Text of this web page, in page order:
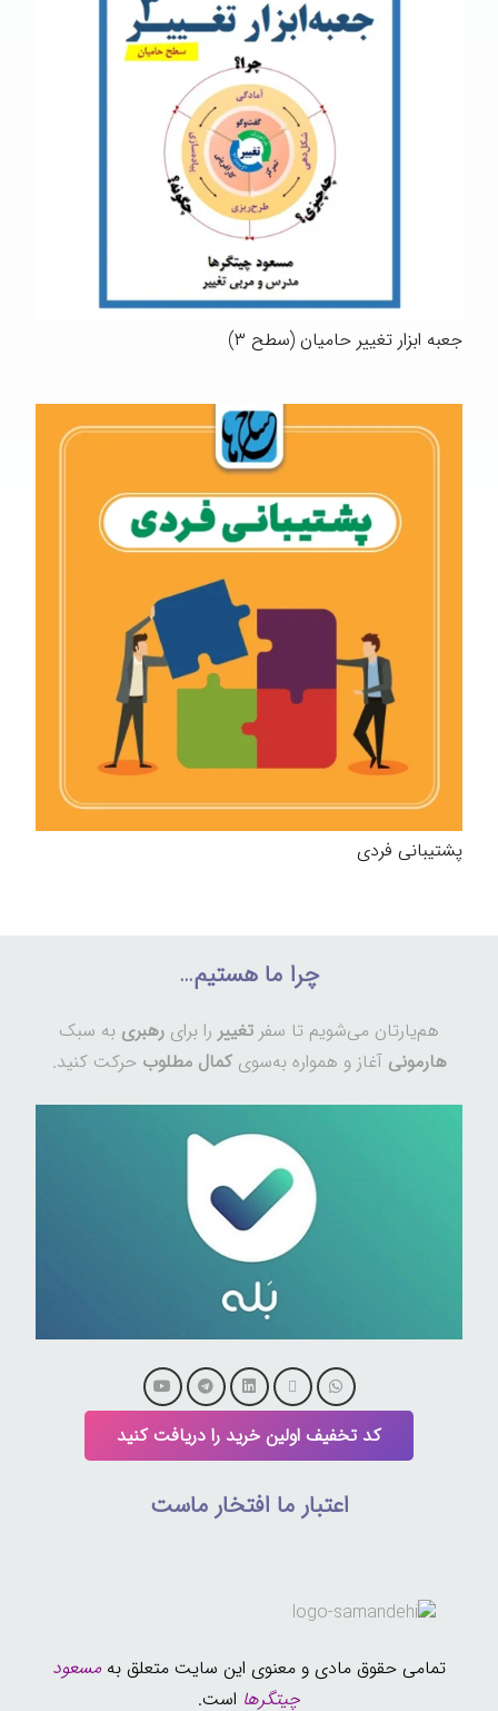
جعبه ابزار تغییر حامیان (سطح ۳)
پشتیبانی فردی
چرا ما هستیم…
هم‌یارتان می‌شویم تا سفر تغییر را برای رهبری به سبک
هارمونی آغاز و همواره به‌سوی کمال مطلوب حرکت کنید.
کد تخفیف اولین خرید را دریافت کنید
اعتبار ما افتخار ماست
تمامی حقوق مادی و معنوی این سایت متعلق به مسعود
چیتگرها است.